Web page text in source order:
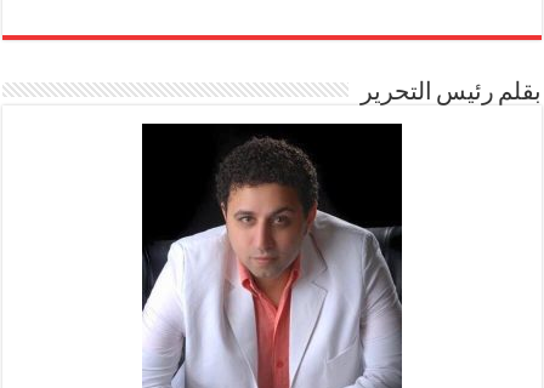
بقلم رئيس التحرير